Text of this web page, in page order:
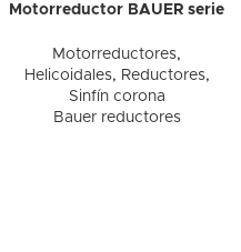
Motorreductor BAUER serie
Motorreductores,
Helicoidales, Reductores,
Sinfín corona
Bauer reductores